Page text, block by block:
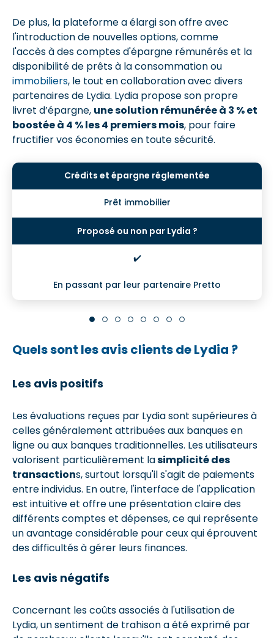
De plus, la plateforme a élargi son offre avec
l'introduction de nouvelles options, comme
l'accès à des comptes d'épargne rémunérés et la
disponibilité de prêts à la consommation ou
immobiliers, le tout en collaboration avec divers
partenaires de Lydia. Lydia propose son propre
livret d’épargne, une solution rémunérée à 3 % et
boostée à 4 % les 4 premiers mois, pour faire
fructifier vos économies en toute sécurité.
Prêt immobilier
✔️
En passant par leur partenaire Pretto
Quels sont les avis clients de Lydia ?
Les avis positifs
Les évaluations reçues par Lydia sont supérieures à
celles généralement attribuées aux banques en
ligne ou aux banques traditionnelles. Les utilisateurs
valorisent particulièrement lasimplicité des
transactions, surtout lorsqu'il s'agit de paiements
entre individus. En outre, l'interface de l'application
est intuitive et offre une présentation claire des
différents comptes et dépenses, ce qui représente
un avantage considérable pour ceux qui éprouvent
des difficultés à gérer leurs finances.
Les avis négatifs
Concernant les coûts associés à l'utilisation de
Lydia, un sentiment de trahison a été exprimé par